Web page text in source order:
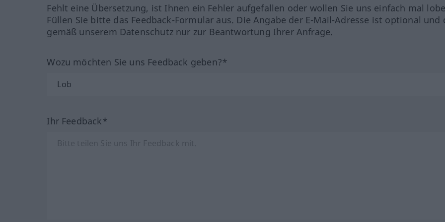
Fehlt eine Übersetzung, ist Ihnen ein Fehler aufgefallen oder wollen Sie uns einfach mal
Füllen Sie bitte das Feedback-Formular aus. Die Angabe der E-Mail-Adresse ist optional und
gemäß unserem Datenschutz nur zur Beantwortung Ihrer Anfrage.
Wozu möchten Sie uns Feedback geben?*
Ihr Feedback*